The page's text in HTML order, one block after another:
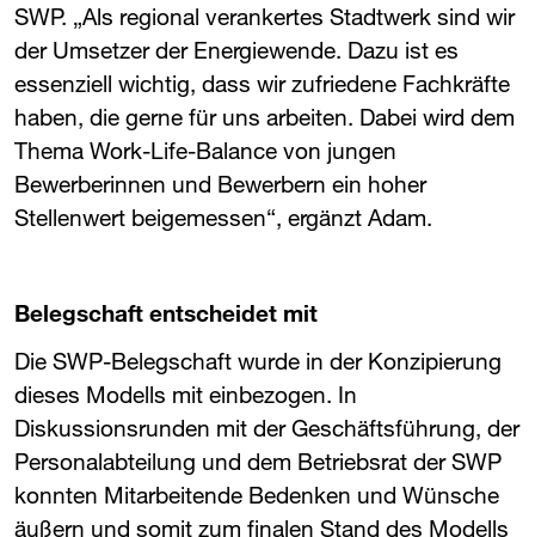
SWP​. „Als regional verankertes Stadtwerk sind wir
der Umsetzer der Energiewende. Dazu ist es
essenziell wichtig, dass wir zufriedene Fachkräfte
haben, die gerne für uns arbeiten. Dabei wird dem
Thema Work-Life-Balance von jungen
Bewerberinnen und Bewerbern ein hoher
Stellenwert beigemessen“, ergänzt Adam.
Belegschaft entscheidet mit
Die ​ SWP​-Belegschaft wurde in der Konzipierung
dieses Modells mit einbezogen. In
Diskussionsrunden mit der Geschäftsführung, der
Personalabteilung und dem Betriebsrat der ​SWP
konnten Mitarbeitende Bedenken und Wünsche
äußern und somit zum finalen Stand des Modells